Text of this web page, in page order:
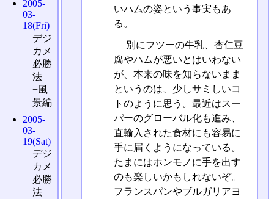
いハムの姿という事実もあ
る。
別にフツーの牛乳、杏仁豆
腐やハムが悪いとはいわない
が、本来の味を知らないまま
というのは、少しサミしいコ
トのように思う。最近はスー
パーのグローバル化も進み、
直輸入された食材にも容易に
手に届くようになっている。
たまにはホンモノに手を出す
のも楽しいかもしれないぞ。
フランスパンやブルガリアヨ
2005-
03-
18(Fri)
デジ
カメ
必勝
法
−風
景編
2005-
03-
19(Sat)
デジ
カメ
必勝
法